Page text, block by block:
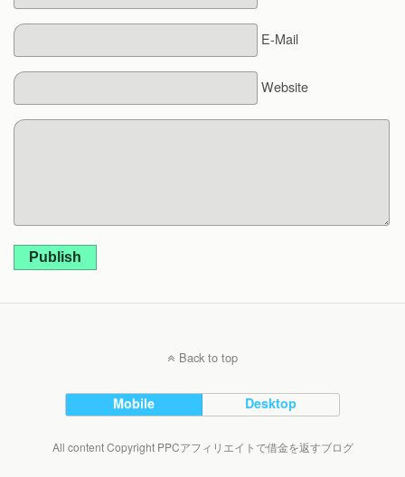
E-Mail
Website
Publish
Back to top
Mobile Desktop
All content Copyright PPCアフィリエイトで借金を返すブログ